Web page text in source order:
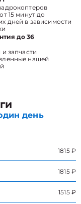
15 минут до
дней в зависимости
до 36
запчасти
нашей
день
1815 ₽
1815 ₽
1515 ₽